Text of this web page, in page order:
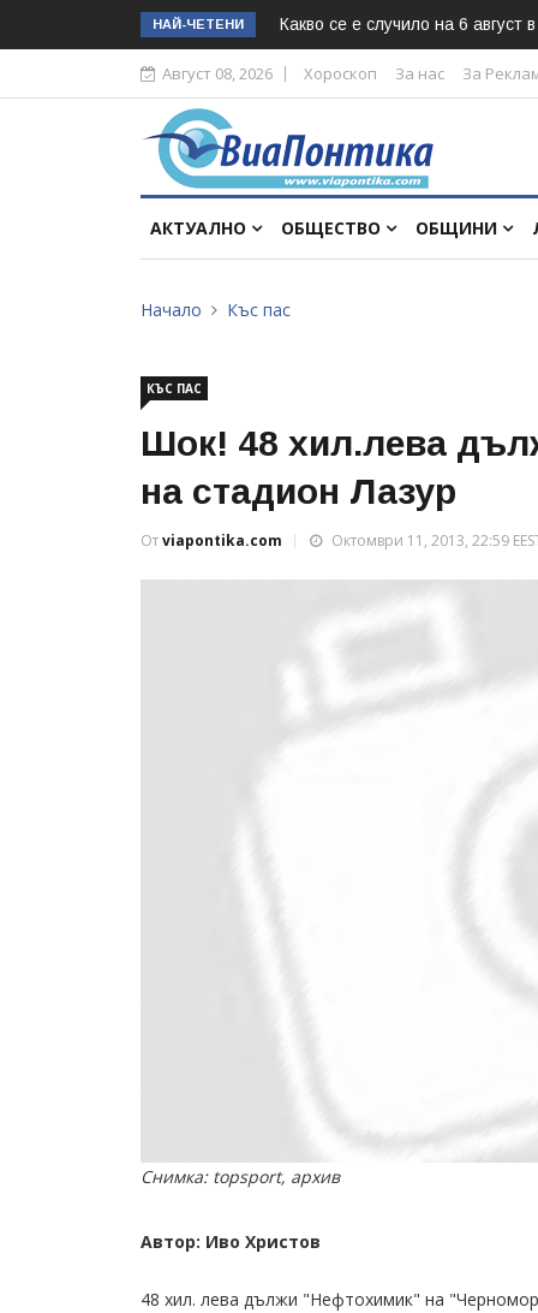
НАЙ-ЧЕТЕНИ Какво се е случило на 6 август
Август 08, 2026 Хороскоп За нас За
АКТУАЛНО ОБЩЕСТВО ОБЩИНИ
Начало Къс пас
КЪС ПАС
Шок! 48 хил.лева
на стадион Лазур
Отviapontika.com Октомври 11, 2013, 22:59
Снимка: topsport, архив
Автор: Иво Христов
48 хил. лева дължи "Нефтохимик" на